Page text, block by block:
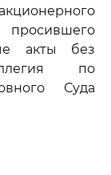
акты без
по
Суда